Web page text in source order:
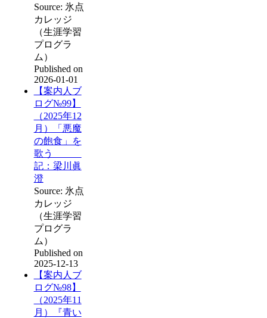
Source: 氷点
カレッジ
（生涯学習
プログラ
ム）
Published on
2026-01-01
【案内人ブ
ログ№99】
（2025年12
月）「悪魔
の飽食」を
歌う
記：梁川眞
澄
Source: 氷点
カレッジ
（生涯学習
プログラ
ム）
Published on
2025-12-13
【案内人ブ
ログ№98】
（2025年11
月）『青い